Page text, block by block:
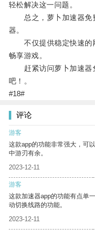
轻松解决这一问题。
总之，萝卜加速器免
器。
不仅提供稳定快速的
畅享游戏。
赶紧访问萝卜加速器
吧！。
#18#
评论
游客
这款app的功能非常强大，可
中游刃有余。
2023-12-11
游客
这款加速器app的功能有点单
动切换线路的功能。
2023-12-11